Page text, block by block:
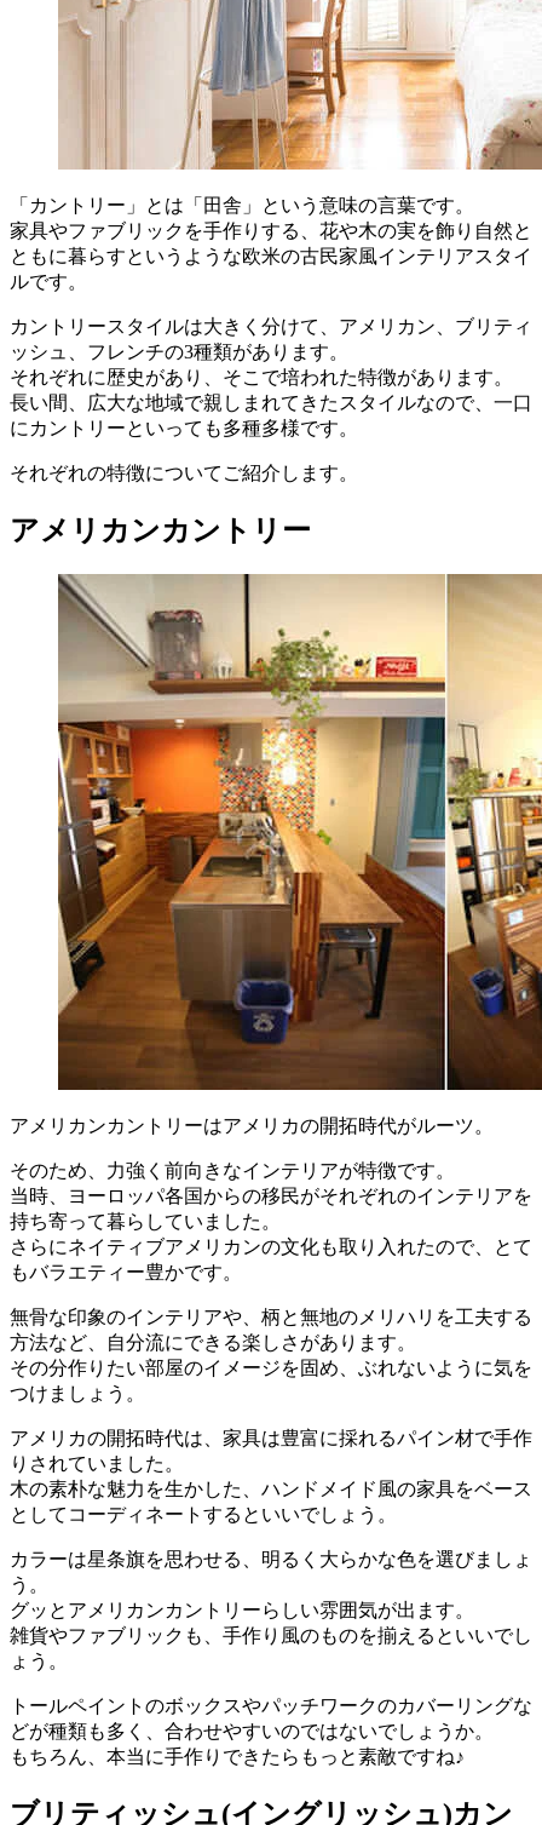
「カントリー」とは「田舎」という意味の言葉です。
家具やファブリックを手作りする、花や木の実を飾り自然と
ともに暮らすというような欧米の古民家風インテリアスタイ
ルです。
カントリースタイルは大きく分けて、アメリカン、ブリティ
ッシュ、フレンチの3種類があります。
それぞれに歴史があり、そこで培われた特徴があります。
長い間、広大な地域で親しまれてきたスタイルなので、一口
にカントリーといっても多種多様です。
それぞれの特徴についてご紹介します。
アメリカンカントリー
アメリカンカントリーはアメリカの開拓時代がルーツ。
そのため、力強く前向きなインテリアが特徴です。
当時、ヨーロッパ各国からの移民がそれぞれのインテリアを
持ち寄って暮らしていました。
さらにネイティブアメリカンの文化も取り入れたので、とて
もバラエティー豊かです。
無骨な印象のインテリアや、柄と無地のメリハリを工夫する
方法など、自分流にできる楽しさがあります。
その分作りたい部屋のイメージを固め、ぶれないように気を
つけましょう。
アメリカの開拓時代は、家具は豊富に採れるパイン材で手作
りされていました。
木の素朴な魅力を生かした、ハンドメイド風の家具をベース
としてコーディネートするといいでしょう。
カラーは星条旗を思わせる、明るく大らかな色を選びましょ
う。
グッとアメリカンカントリーらしい雰囲気が出ます。
雑貨やファブリックも、手作り風のものを揃えるといいでし
ょう。
トールペイントのボックスやパッチワークのカバーリングな
どが種類も多く、合わせやすいのではないでしょうか。
もちろん、本当に手作りできたらもっと素敵ですね♪
ブリティッシュ(イングリッシュ)カン